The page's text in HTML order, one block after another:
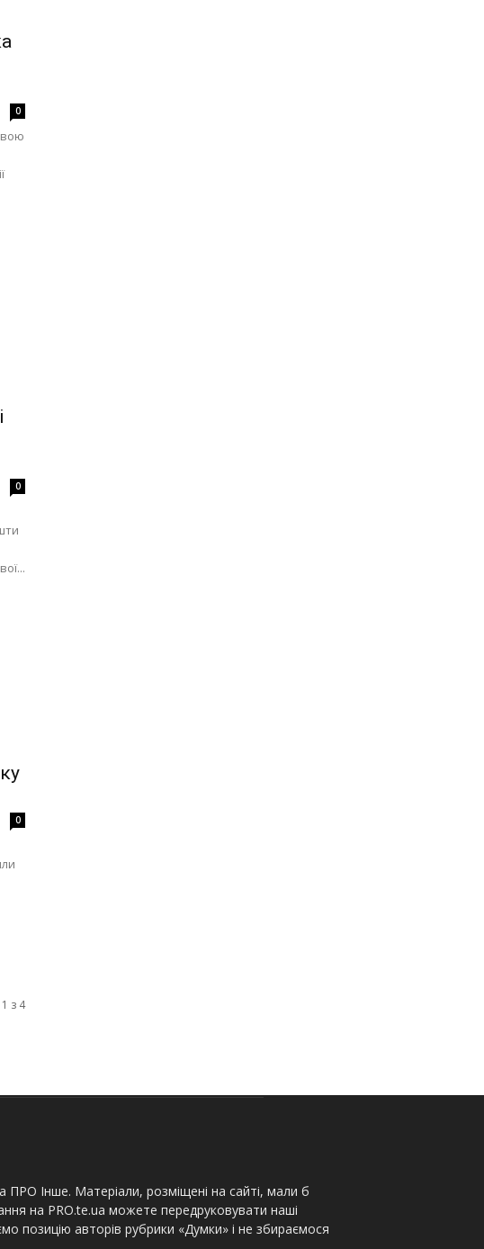
0
0
0
з 4
Інше. Матеріали, розміщені на сайті, мали б
на PRO.te.ua можете передруковувати наші
позицію авторів рубрики «Думки» і не збираємося